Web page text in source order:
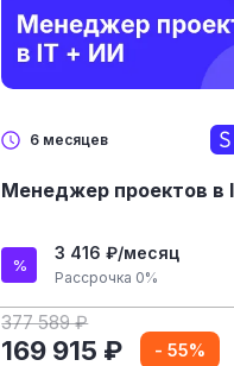
6 месяцев
Менеджер проектов в
3 416 ₽/месяц
Рассрочка 0%
377 589 ₽
169 915 ₽ - 55%